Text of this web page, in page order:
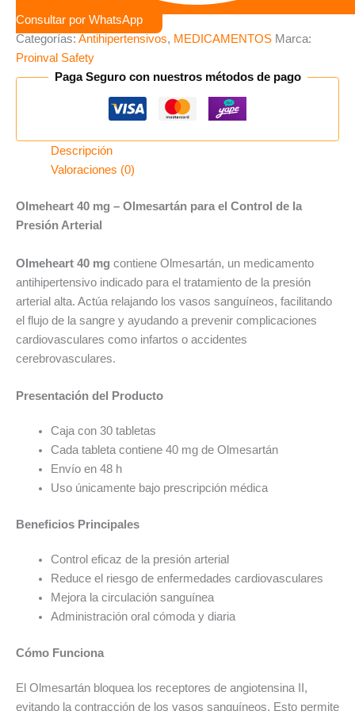
Consultar por WhatsApp
Categorías: Antihipertensivos, MEDICAMENTOS Marca:
Proinval Safety
Paga Seguro con nuestros métodos de pago
Descripción
Valoraciones (0)
Olmeheart 40 mg – Olmesartán para el Control de la
Presión Arterial
Olmeheart 40 mg contiene Olmesartán, un medicamento
antihipertensivo indicado para el tratamiento de la presión
arterial alta. Actúa relajando los vasos sanguíneos, facilitando
el flujo de la sangre y ayudando a prevenir complicaciones
cardiovasculares como infartos o accidentes
cerebrovasculares.
Presentación del Producto
Caja con 30 tabletas
Cada tableta contiene 40 mg de Olmesartán
Envío en 48 h
Uso únicamente bajo prescripción médica
Beneficios Principales
Control eficaz de la presión arterial
Reduce el riesgo de enfermedades cardiovasculares
Mejora la circulación sanguínea
Administración oral cómoda y diaria
Cómo Funciona
El Olmesartán bloquea los receptores de angiotensina II,
evitando la contracción de los vasos sanguíneos. Esto permite